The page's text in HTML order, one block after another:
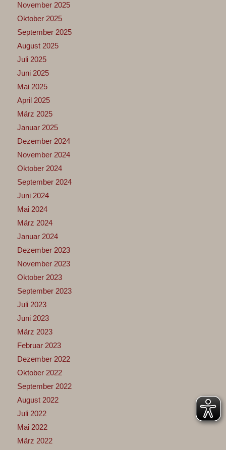
November 2025
Oktober 2025
September 2025
August 2025
Juli 2025
Juni 2025
Mai 2025
April 2025
März 2025
Januar 2025
Dezember 2024
November 2024
Oktober 2024
September 2024
Juni 2024
Mai 2024
März 2024
Januar 2024
Dezember 2023
November 2023
Oktober 2023
September 2023
Juli 2023
Juni 2023
März 2023
Februar 2023
Dezember 2022
Oktober 2022
September 2022
August 2022
Juli 2022
Mai 2022
März 2022